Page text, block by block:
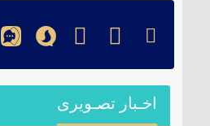
اخـبار تصـویری